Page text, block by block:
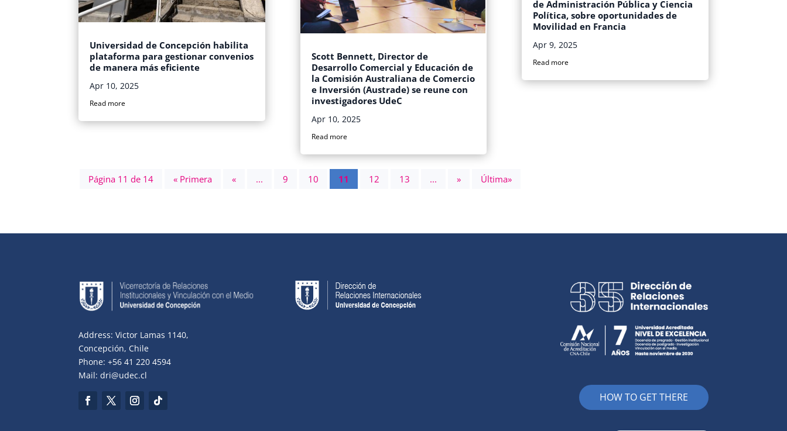
Universidad de Concepción habilita
plataforma para gestionar convenios
de manera más eficiente
Apr 10, 2025
Read more
Scott Bennett, Director de
Desarrollo Comercial y Educación de
la Comisión Australiana de Comercio
e Inversión (Austrade) se reune con
investigadores UdeC
Apr 10, 2025
Read more
de Administración Pública y Ciencia
Política, sobre oportunidades de
Movilidad en Francia
Apr 9, 2025
Read more
Página 11 de 14 « Primera « ... 9 10 11 12 13 ... » Última»
Address: Victor Lamas 1140,
Concepción, Chile
Phone: +56 41 220 4594
Mail: dri@udec.cl
HOW TO GET THERE